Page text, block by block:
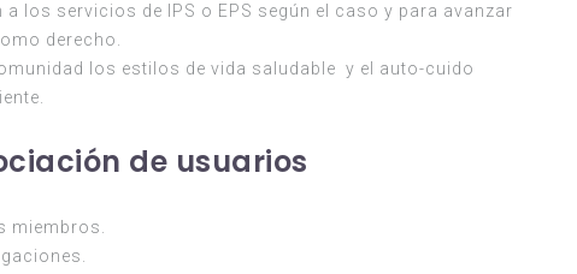
a los servicios de IPS o EPS según el caso y para avanzar
derecho.
los estilos de vida saludable y el auto-cuido
de usuarios
miembros.